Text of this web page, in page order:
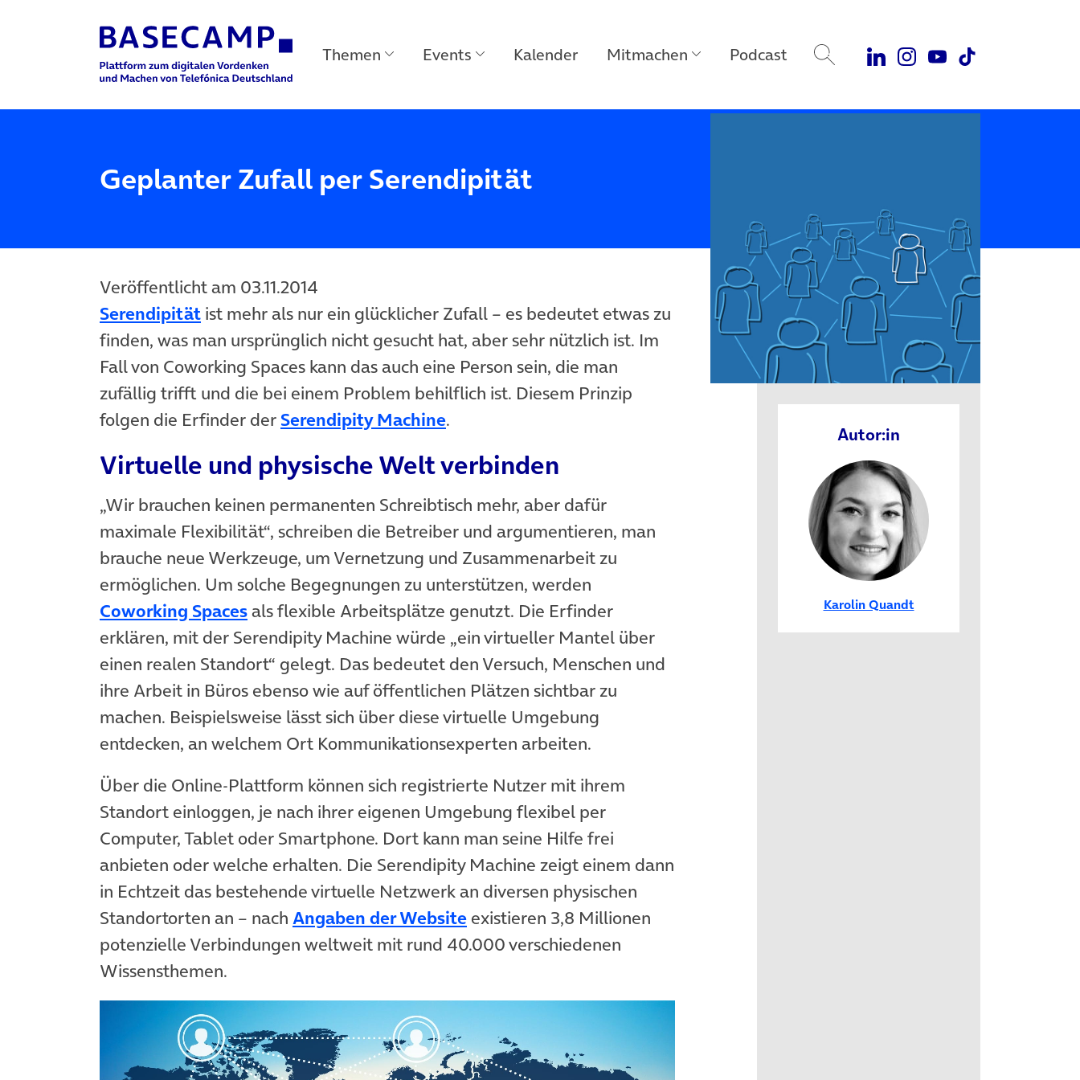
Main Navigation Themen Events Kalender Mitmachen Podcast
Geplanter Zufall per Serendipität
Veröffentlicht am 03.11.2014
Serendipität(öffnet in neuem Tab)
ist mehr als nur ein glücklicher Zufall – es bedeutet etwas zu
finden, was man ursprünglich nicht gesucht hat, aber sehr nützlich ist. Im
Fall von Coworking Spaces kann das auch eine Person sein, die man
zufällig trifft und die bei einem Problem behilflich ist. Diesem Prinzip
folgen die Erfinder der Serendipity Machine(öffnet in neuem Tab)
.
Virtuelle und physische Welt verbinden
„Wir brauchen keinen permanenten Schreibtisch mehr, aber dafür
maximale Flexibilität“, schreiben die Betreiber und argumentieren, man
brauche neue Werkzeuge, um Vernetzung und Zusammenarbeit zu
ermöglichen. Um solche Begegnungen zu unterstützen, werden
Coworking Spaces(öffnet in neuem Tab)
als flexible Arbeitsplätze genutzt. Die Erfinder
erklären, mit der Serendipity Machine würde „ein virtueller Mantel über
einen realen Standort“ gelegt. Das bedeutet den Versuch, Menschen und
ihre Arbeit in Büros ebenso wie auf öffentlichen Plätzen sichtbar zu
machen. Beispielsweise lässt sich über diese virtuelle Umgebung
entdecken, an welchem Ort Kommunikationsexperten arbeiten.
Über die Online-Plattform können sich registrierte Nutzer mit ihrem
Standort einloggen, je nach ihrer eigenen Umgebung flexibel per
Computer, Tablet oder Smartphone. Dort kann man seine Hilfe frei
anbieten oder welche erhalten. Die Serendipity Machine zeigt einem dann
in Echtzeit das bestehende virtuelle Netzwerk an diversen physischen
Standortorten an – nach Angaben der Website(öffnet in neuem Tab)
existieren 3,8 Millionen
potenzielle Verbindungen weltweit mit rund 40.000 verschiedenen
Wissensthemen.
Autor:in
Karolin Quandt